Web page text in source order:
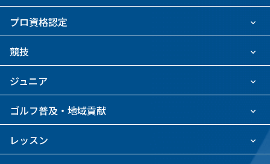
プロ資格認定
競技
ジュニア
ゴルフ普及・地域貢献
レッスン